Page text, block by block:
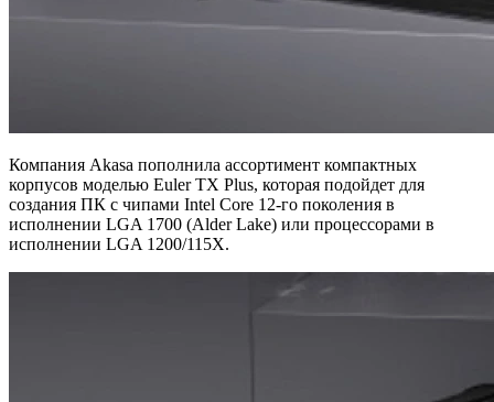
Компания Akasa пополнила ассортимент компактных
корпусов моделью Euler TX Plus, которая подойдет для
создания ПК с чипами Intel Core 12-го поколения в
исполнении LGA 1700 (Alder Lake) или процессорами в
исполнении LGA 1200/115X.